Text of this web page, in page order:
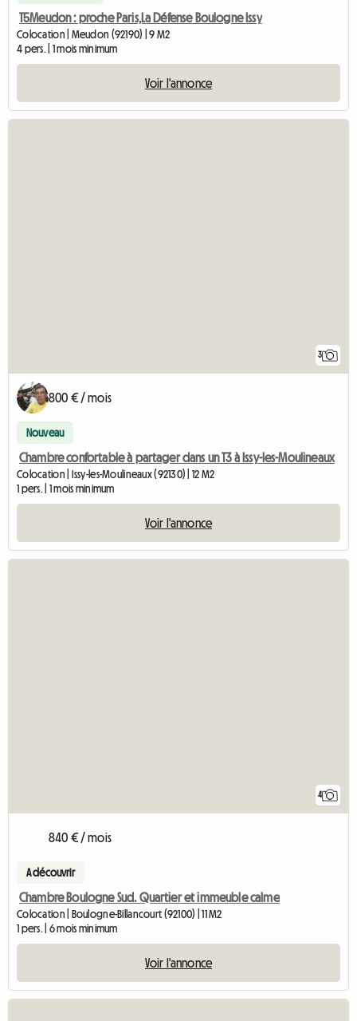
T5Meudon : proche Paris,La Défense Boulogne Issy
Colocation | Meudon (92190) | 9 M2
4 pers. | 1 mois minimum
Voir l'annonce
3
800 € / mois
Nouveau
Chambre confortable à partager dans un T3 à Issy-les-Moulineaux
Colocation | Issy-les-Moulineaux (92130) | 12 M2
1 pers. | 1 mois minimum
Voir l'annonce
4
840 € / mois
A découvrir
Chambre Boulogne Sud. Quartier et immeuble calme
Colocation | Boulogne-Billancourt (92100) | 11 M2
1 pers. | 6 mois minimum
Voir l'annonce